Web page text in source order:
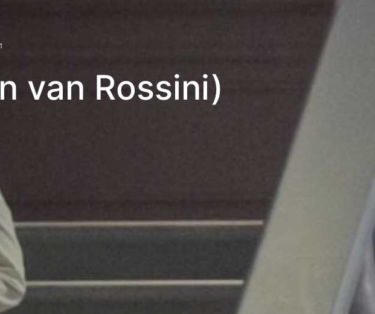
van Rossini)